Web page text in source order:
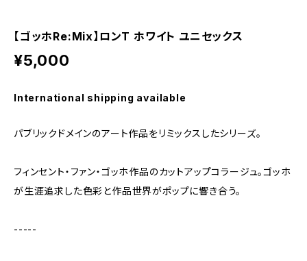
【ゴッホRe:Mix】ロンT ホワイト ユニセックス
¥5,000
International shipping available
パブリックドメインのアート作品をリミックスしたシリーズ。
フィンセント・ファン・ゴッホ作品のカットアップコラージュ。ゴッホ
が生涯追求した色彩と作品世界がポップに響き合う。
-----